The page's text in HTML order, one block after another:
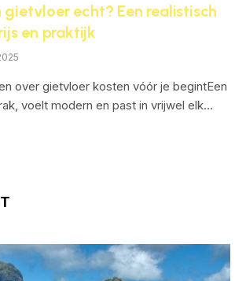
gietvloer echt? Een realistisch
en praktijk
over gietvloer kosten vóór je begintEen
voelt modern en past in vrijwel elk…